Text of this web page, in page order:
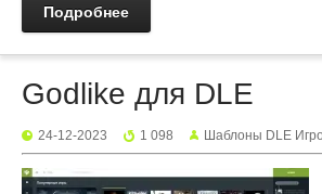
Подробнее
Godlike для DLE
24-12-2023 1 098 Шаблоны DLE